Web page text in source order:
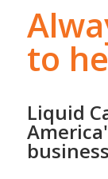
to
Liquid